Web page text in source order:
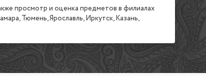
просмотр и оценка предметов в филиалах
Тюмень, Ярославль, Иркутск, Казань,